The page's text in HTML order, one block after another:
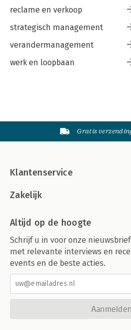
reclame en verkoop
strategisch management
verandermanagement
werk en loopbaan
Gratis
Klantenservice
Zakelijk
Altijd op de hoogte
Schrijf u in voor onze
met relevante interviews en
events en de beste acties.
Aanmelden